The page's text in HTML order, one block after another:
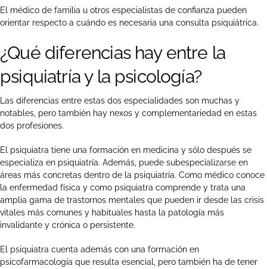
El médico de familia u otros especialistas de confianza pueden
orientar respecto a cuándo es necesaria una consulta psiquiátrica.
¿Qué diferencias hay entre la
psiquiatría y la psicología?
Las diferencias entre estas dos especialidades son muchas y
notables, pero también hay nexos y complementariedad en estas
dos profesiones.
El psiquiatra tiene una formación en medicina y sólo después se
especializa en psiquiatría. Además, puede subespecializarse en
áreas más concretas dentro de la psiquiatría. Como médico conoce
la enfermedad física y como psiquiatra comprende y trata una
amplia gama de trastornos mentales que pueden ir desde las crisis
vitales más comunes y habituales hasta la patología más
invalidante y crónica o persistente.
El psiquiatra cuenta además con una formación en
psicofarmacología que resulta esencial, pero también ha de tener